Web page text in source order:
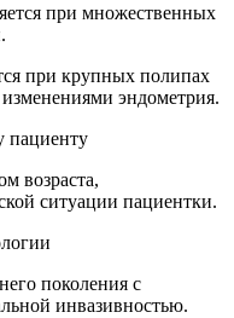
при множественных
при крупных полипах
эндометрия.
пациенту
возраста,
ситуации пациентки.
поколения с
инвазивностью.